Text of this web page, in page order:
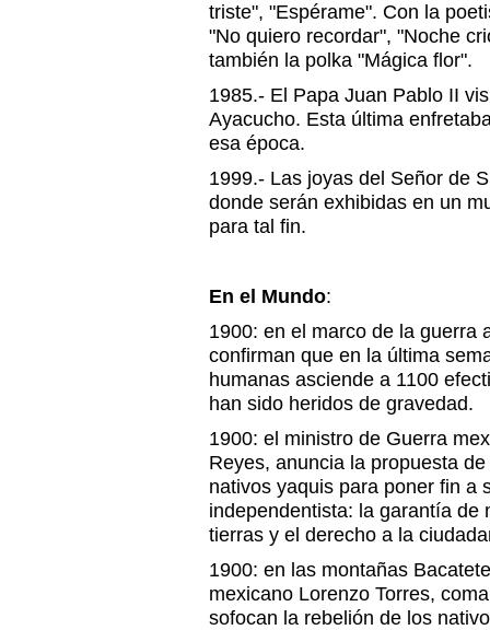
triste", "Espérame". Con la
"No quiero recordar", "Noche
también la polka "Mágica flor".
1985.- El Papa Juan Pablo II
Ayacucho. Esta última
esa época.
1999.- Las joyas del Señor de
donde serán exhibidas en un
para tal fin.
En el Mundo:
1900: en el marco de la guerra
confirman que en la última
humanas asciende a 1100
han sido heridos de gravedad.
1900: el ministro de Guerra
Reyes, anuncia la propuesta
nativos yaquis para poner fin a
independentista: la garantía de
tierras y el derecho a la
1900: en las montañas
mexicano Lorenzo Torres,
sofocan la rebelión de los